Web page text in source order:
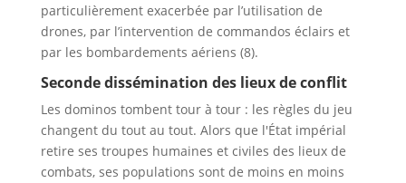
particulièrement exacerbée par l’utilisation de
drones, par l’intervention de commandos éclairs et
par les bombardements aériens (8).
Seconde dissémination des lieux de conflit
Les dominos tombent tour à tour : les règles du jeu
changent du tout au tout. Alors que l'État impérial
retire ses troupes humaines et civiles des lieux de
combats, ses populations sont de moins en moins